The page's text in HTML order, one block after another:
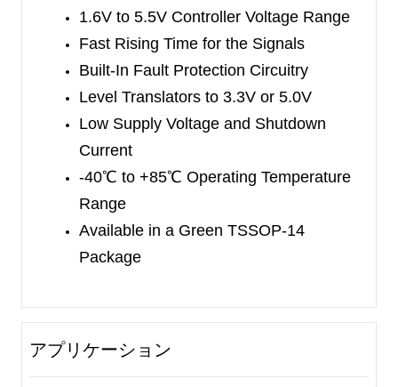
current.
The SGM4560 is available in a Green TSSOP-14
package. It operates over an ambient temperature
1.6V to 5.5V Controller Voltage Range
Fast Rising Time for the Signals
Built-In Fault Protection Circuitry
Level Translators to 3.3V or 5.0V
Low Supply Voltage and Shutdown
Current
-40℃ to +85℃ Operating Temperature
Range
Available in a Green TSSOP-14
Package
アプリケーション